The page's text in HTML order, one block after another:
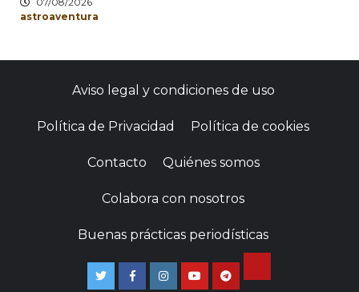
astroaventura
Aviso legal y condiciones de uso
Política de Privacidad Política de cookies
Contacto Quiénes somos
Colabora con nosotros
Buenas prácticas periodísticas
TwitterFacebookInstagram
YoutubeTelegram
TikTok